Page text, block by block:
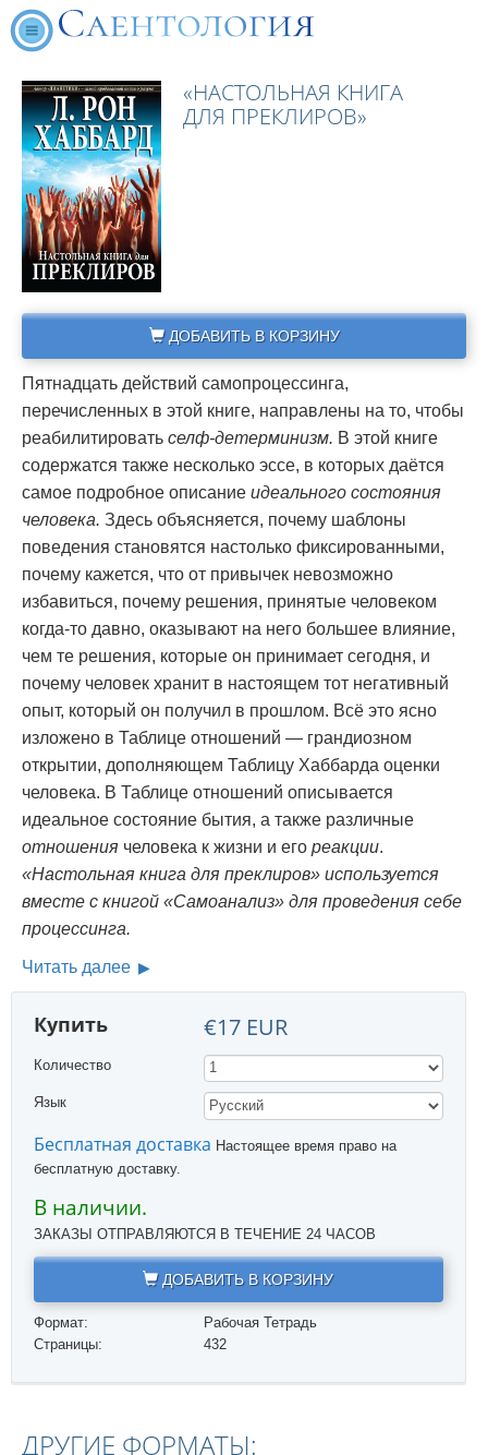
«НАСТОЛЬНАЯ КНИГА
ДЛЯ ПРЕКЛИРОВ»
ДОБАВИТЬ В КОРЗИНУ
Пятнадцать действий самопроцессинга,
перечисленных в этой книге, направлены на то, чтобы
реабилитировать селф-детерминизм. В этой книге
содержатся также несколько эссе, в которых даётся
самое подробное описание идеального состояния
человека. Здесь объясняется, почему шаблоны
поведения становятся настолько фиксированными,
почему кажется, что от привычек невозможно
избавиться, почему решения, принятые человеком
когда-то давно, оказывают на него большее влияние,
чем те решения, которые он принимает сегодня, и
почему человек хранит в настоящем тот негативный
опыт, который он получил в прошлом. Всё это ясно
изложено в Таблице отношений — грандиозном
открытии, дополняющем Таблицу Хаббарда оценки
человека. В Таблице отношений описывается
идеальное состояние бытия, а также различные
отношения человека к жизни и его реакции.
«Настольная книга для преклиров» используется
вместе с книгой «Самоанализ» для проведения себе
процессинга.
Читать далее
Купить €17 EUR
Количество
Язык
Бесплатная доставка Настоящее время право на
бесплатную доставку.
В наличии.
ЗАКАЗЫ ОТПРАВЛЯЮТСЯ В ТЕЧЕНИЕ 24 ЧАСОВ
ДОБАВИТЬ В КОРЗИНУ
Формат:
Рабочая Тетрадь
Страницы:
432
ДРУГИЕ ФОРМАТЫ: